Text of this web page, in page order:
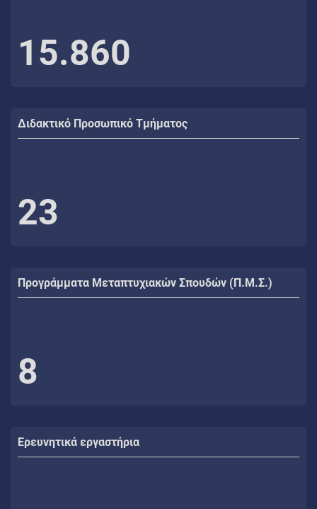
15.860
Διδακτικό Προσωπικό Τμήματος
23
Προγράμματα Μεταπτυχιακών Σπουδών (Π.Μ.Σ.)
8
Ερευνητικά εργαστήρια